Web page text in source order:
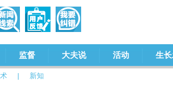
| 新知
监督 大夫说 活动 生